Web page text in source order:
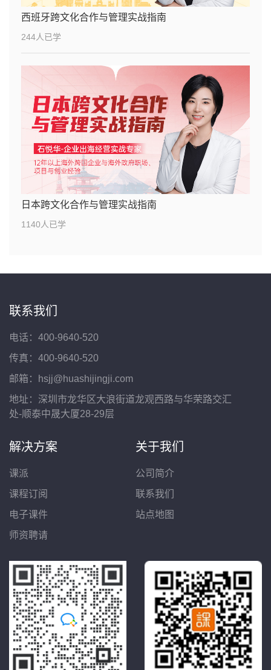
西班牙跨文化合作与管理实战指南
244人已学
日本跨文化合作与管理实战指南
1140人已学
联系我们
电话：400-9640-520
传真：400-9640-520
邮箱：hsjj@huashijingji.com
地址：深圳市龙华区大浪街道龙观西路与华荣路交汇
处-顺泰中晟大厦28-29层
解决方案
课派
课程订阅
电子课件
师资聘请
关于我们
公司简介
联系我们
站点地图